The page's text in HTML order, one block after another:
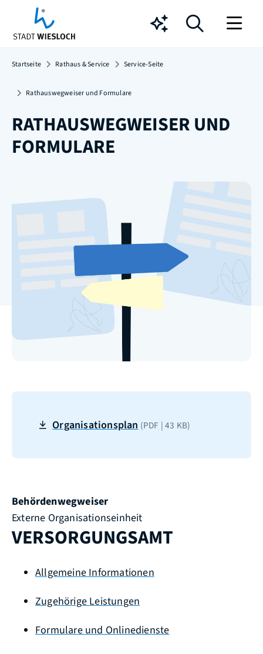
Chatbot
Startseite Rathaus & Service Service-Seite
Rathauswegweiser und Formulare
RATHAUSWEGWEISER UND
FORMULARE
Organisationsplan(PDF | 43 KB)
Behördenwegweiser
Externe Organisationseinheit
VERSORGUNGSAMT
Allgemeine Informationen
Zugehörige Leistungen
Formulare und Onlinedienste